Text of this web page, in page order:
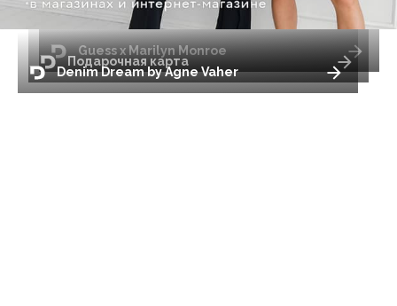
Denim Dream by Agne Vaher
Подарочная карта
Guess x Marilyn Monroe